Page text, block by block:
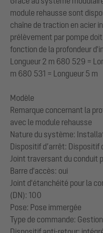
module rehausse sont
chaîne de traction en acier
prélèvement par pompe
fonction de la profondeur
Longueur 2 m 680 529 =
m 680 531 = Longueur 5 m
Modèle
Remarque concernant la
avec le module rehausse
Nature du système:
Dispositif d’arrêt: Dispositif
Joint traversant du conduit
Barre d'accès: oui
Joint d'étanchéité pour la
(DN): 100
Pose: Pose immergée
Type de commande: